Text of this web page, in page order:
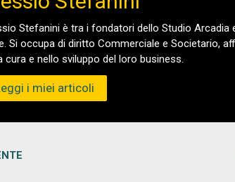
Stefanini è tra i fondatori dello Studio Arcadia
Si occupa di diritto Commerciale e Societario,
cura e nello sviluppo del loro business.
i miei articoli